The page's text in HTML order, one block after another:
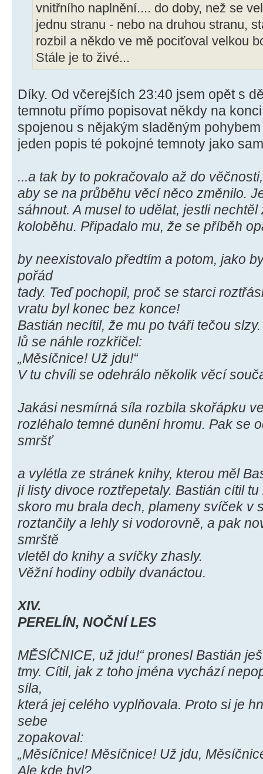
vnitřního naplnění.... do doby, než se
jednu stranu - nebo na druhou stranu,
rozbil a někdo ve mě pociťoval velkou
Stále je to živé...
Díky. Od včerejších 23:40 jsem opět s
temnotu přímo popisovat někdy na
spojenou s nějakým sladěným
jeden popis té pokojné temnoty jako
...a tak by to pokračovalo až do
aby se na průběhu věcí něco změnilo.
sáhnout. A musel to udělat, jestli
koloběhu. Připadalo mu, že se příběh
by neexistovalo předtím a potom, jako
pořád
tady. Teď pochopil, proč se starci
vratu byl konec bez konce!
Bastián necítil, že mu po tváři tečou
lů se náhle rozkřičel:
„Měsíčnice! Už jdu!“
V tu chvíli se odehrálo několik věcí
Jakási nesmírná síla rozbila skořápku
rozléhalo temné dunění hromu. Pak se
smršť
a vylétla ze stránek knihy, kterou měl
jí listy divoce roztřepetaly. Bastián cítil
skoro mu brala dech, plameny svíček v
roztančily a lehly si vodorovně, a pak
smrště
vletěl do knihy a svíčky zhasly.
Věžní hodiny odbily dvanáctou.
XIV.
PERELÍN, NOČNÍ LES
MĚSÍČNICE, už jdu!“ pronesl Bastián
tmy. Cítil, jak z toho jména vychází
síla,
která jej celého vyplňovala. Proto si je
sebe
zopakoval:
„Měsíčnice! Měsíčnice! Už jdu,
Ale kde byl?